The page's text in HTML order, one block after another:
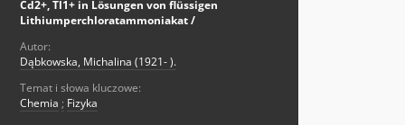
Cd2+, Tl1+ in Lösungen von flüssigen
Lithiumperchloratammoniakat /
Autor:
Dąbkowska, Michalina (1921- ).
Temat i słowa kluczowe:
Chemia ; Fizyka